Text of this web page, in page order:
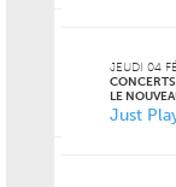
JEUDI 04
CONCERTS
LE
Just Play